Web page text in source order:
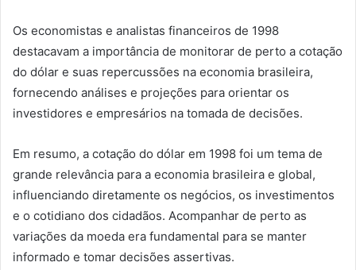
Os economistas e analistas financeiros de 1998
destacavam a importância de monitorar de perto a cotação
do dólar e suas repercussões na economia brasileira,
fornecendo análises e projeções para orientar os
investidores e empresários na tomada de decisões.
Em resumo, a cotação do dólar em 1998 foi um tema de
grande relevância para a economia brasileira e global,
influenciando diretamente os negócios, os investimentos
e o cotidiano dos cidadãos. Acompanhar de perto as
variações da moeda era fundamental para se manter
informado e tomar decisões assertivas.